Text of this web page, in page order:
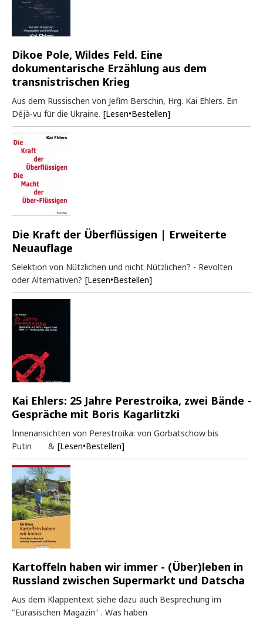
Dikoe Pole, Wildes Feld. Eine
dokumentarische Erzählung aus dem
transnistrischen Krieg
Aus dem Russischen von Jefim Berschin, Hrg. Kai Ehlers. Ein
Déjà-vu für die Ukraine. [Lesen•Bestellen]
Die Kraft der Überflüssigen | Erweiterte
Neuauflage
Selektion von Nützlichen und nicht Nützlichen? - Revolten
oder Alternativen? [Lesen•Bestellen]
Kai Ehlers: 25 Jahre Perestroika, zwei Bände -
Gespräche mit Boris Kagarlitzki
Innenansichten von Perestroika: von Gorbatschow bis
Putin & [Lesen•Bestellen]
Kartoffeln haben wir immer - (Über)leben in
Russland zwischen Supermarkt und Datscha
Aus dem Klappentext siehe dazu auch Besprechung im
"Eurasischen Magazin" . Was haben